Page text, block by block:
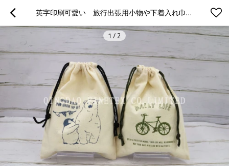
英字印刷可愛い　旅行出張用小物や下着入れ巾着 綿と麻風生地
1 / 2